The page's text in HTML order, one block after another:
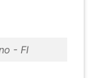
- FI